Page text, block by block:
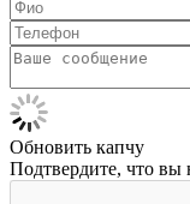
Обновить капчу
Подтвердите, что вы